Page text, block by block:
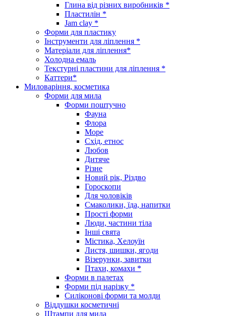
Глина від різних виробників *
Пластилін *
Jam clay *
Форми для пластику
Інструменти для ліплення *
Матеріали для ліплення*
Холодна емаль
Текстурні пластини для ліплення *
Каттери*
Миловаріння, косметика
Форми для мила
Форми поштучно
Фауна
Флора
Море
Схід, етнос
Любов
Дитяче
Різне
Новий рік, Різдво
Гороскопи
Для чоловіків
Смаколики, їда, напитки
Прості форми
Люди, частини тіла
Інші свята
Містика, Хелоуїн
Листя, шишки, ягоди
Візерунки, завитки
Птахи, комахи *
Форми в палетах
Форми під нарізку *
Силіконові форми та молди
Віддушки косметичні
Штампи для мила